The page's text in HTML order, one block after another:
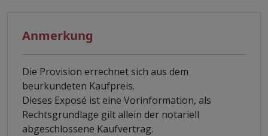
Anmerkung
Die Provision errechnet sich aus dem
beurkundeten Kaufpreis.
Dieses Exposé ist eine Vorinformation, als
Rechtsgrundlage gilt allein der notariell
abgeschlossene Kaufvertrag.